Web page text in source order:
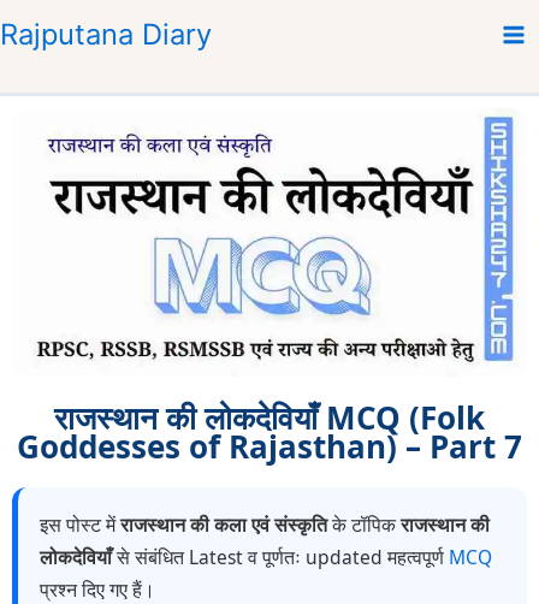
k
p
Rajputana Diary
राजस्थान की लोकदेवियाँ MCQ (Folk
Goddesses of Rajasthan) – Part 7
इस पोस्ट मेंराजस्थान की कला एवं संस्कृतिके टॉपिकराजस्थान की
लोकदेवियाँसे संबंधित Latest व पूर्णतः updated महत्वपूर्ण MCQ
प्रश्न दिए गए हैं।